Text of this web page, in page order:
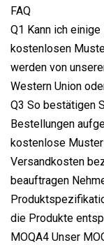
FAQ
Q1 Kann ich
kostenlosen
werden von
Western Union
Q3 So bestätigen
Bestellungen
kostenlose
Versandkosten
beauftragen
die Produkte
MOQA4 Unser